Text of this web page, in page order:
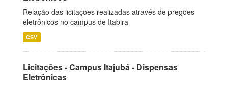
Relação das licitações realizadas através de pregões
eletrônicos no campus de Itabira
CSV
Licitações - Campus Itajubá - Dispensas
Eletrônicas